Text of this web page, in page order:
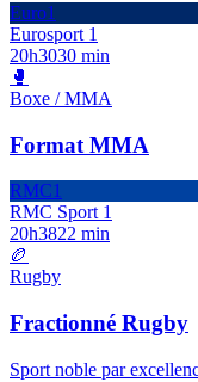
Euro1
Eurosport 1
20h3030 min
🥊
Boxe / MMA
Format MMA
RMC1
RMC Sport 1
20h3822 min
🏉
Rugby
Fractionné Rugby
Sport noble par